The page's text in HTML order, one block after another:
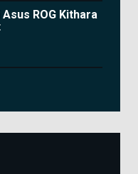
ROG Kithara